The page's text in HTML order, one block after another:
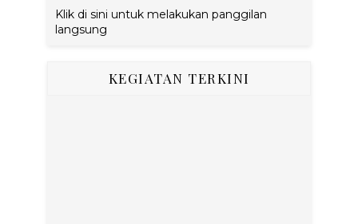
Klik di sini untuk melakukan panggilan
langsung
KEGIATAN TERKINI